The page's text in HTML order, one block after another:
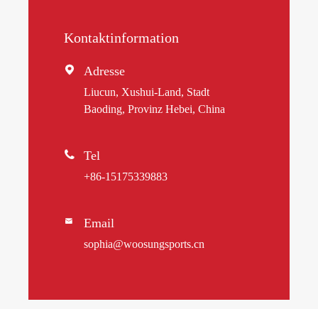
Kontaktinformation
 Adresse
Liucun, Xushui-Land, Stadt
Baoding, Provinz Hebei, China
 Tel
+86-15175339883
 Email
sophia@woosungsports.cn